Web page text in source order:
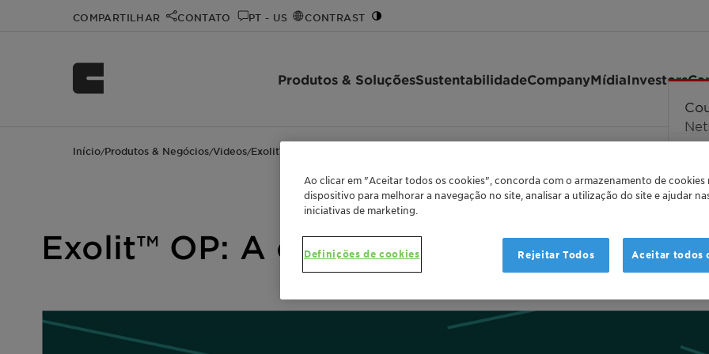
COMPARTILHAR CONTATO PT - US CONTRAST
Produtos & SoluçõesSustentabilidadeCompanyMídiaInvestors
Início/Produtos & Negócios/Videos/Exolit™ OP: A connection between e-mobility and sa…
Exolit™ OP: A connection between e-
Ao clicar em "Aceitar todos os cookies", concorda com o armazenamento de cookies
dispositivo para melhorar a navegação no site, analisar a utilização do site e ajudar
iniciativas de marketing.
Definições de cookies Rejeitar Todos Aceitar todos